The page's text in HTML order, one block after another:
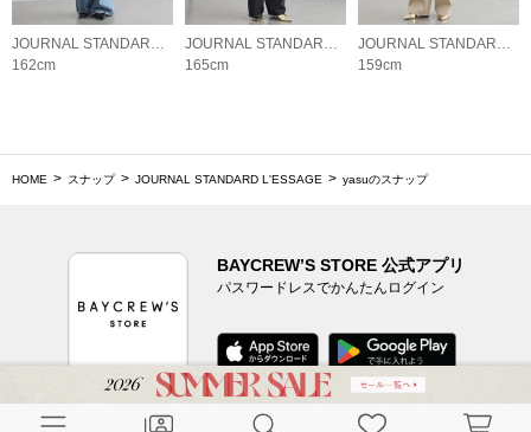
162cm
165cm
159cm
HOME スナップ JOURNAL STANDARD L'ESSAGE yasuのスナップ
BAYCREW’S STORE 公式アプリ
パスワードレスでかんたんログイン
CUSTOMER SERVICE